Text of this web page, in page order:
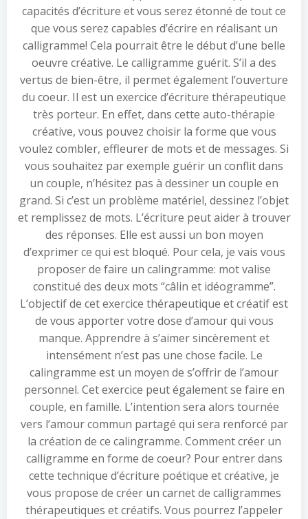
capacités d’écriture et vous serez étonné de tout ce
que vous serez capables d’écrire en réalisant un
calligramme! Cela pourrait être le début d’une belle
oeuvre créative. Le calligramme guérit. S’il a des
vertus de bien-être, il permet également l’ouverture
du coeur. Il est un exercice d’écriture thérapeutique
très porteur. En effet, dans cette auto-thérapie
créative, vous pouvez choisir la forme que vous
voulez combler, effleurer de mots et de messages. Si
vous souhaitez par exemple guérir un conflit dans
un couple, n’hésitez pas à dessiner un couple en
grand. Si c’est un problème matériel, dessinez l’objet
et remplissez de mots. L’écriture peut aider à trouver
des réponses. Elle est aussi un bon moyen
d’exprimer ce qui est bloqué. Pour cela, je vais vous
proposer de faire un calingramme: mot valise
constitué des deux mots “câlin et idéogramme”.
L’objectif de cet exercice thérapeutique et créatif est
de vous apporter votre dose d’amour qui vous
manque. Apprendre à s’aimer sincèrement et
intensément n’est pas une chose facile. Le
calingramme est un moyen de s’offrir de l’amour
personnel. Cet exercice peut également se faire en
couple, en famille. L’intention sera alors tournée
vers l’amour commun partagé qui sera renforcé par
la création de ce calingramme. Comment créer un
calligramme en forme de coeur? Pour entrer dans
cette technique d’écriture poétique et créative, je
vous propose de créer un carnet de calligrammes
thérapeutiques et créatifs. Vous pourrez l’appeler